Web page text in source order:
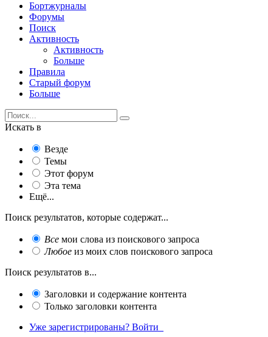
Бортжурналы
Форумы
Поиск
Активность
Активность
Больше
Правила
Старый форум
Больше
Искать в
Везде
Темы
Этот форум
Эта тема
Ещё...
Поиск результатов, которые содержат...
Все мои слова из поискового запроса
Любое из моих слов поискового запроса
Поиск результатов в...
Заголовки и содержание контента
Только заголовки контента
Уже зарегистрированы? Войти